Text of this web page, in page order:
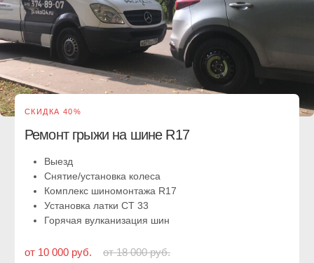
R21
от 14 000 руб.
Снятие/установка колеса
Комплекс шиномонтажа R21
Установка латки СТ 20
Горячая вулканизация резины